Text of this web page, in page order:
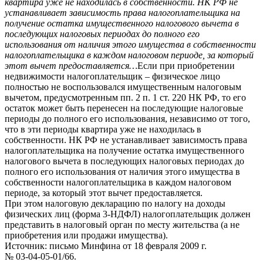
устанавливает зависимость права налогоплательщика на
получение остатка имущественного налогового вычета в
последующих налоговых периодах до полного его
использования от наличия этого имущества в собственности
налогоплательщика в каждом налоговом периоде, за который
этот вычет предоставляется…Если при приобретении
недвижимости налогоплательщик – физическое лицо
полностью не воспользовался имущественным налоговым
вычетом, предусмотренным пп. 2 п. 1 ст. 220 НК РФ, то его
остаток может быть перенесен на последующие налоговые
периоды до полного его использования, независимо от того,
что в эти периоды квартира уже не находилась в
собственности. НК РФ не устанавливает зависимость права
налогоплательщика на получение остатка имущественного
налогового вычета в последующих налоговых периодах до
полного его использования от наличия этого имущества в
собственности налогоплательщика в каждом налоговом
периоде, за который этот вычет предоставляется.
При этом налоговую декларацию по налогу на доходы
физических лиц (форма 3-НДФЛ) налогоплательщик должен
представить в налоговый орган по месту жительства (а не
приобретения или продажи имущества).
Источник: письмо Минфина от 18 февраля 2009 г.
№ 03-04-05-01/66.